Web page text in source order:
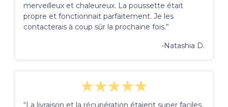
merveilleux et chaleureux. La poussette était
propre et fonctionnait parfaitement. Je les
contacterais à coup sûr la prochaine fois.”
-Natashia D.
“La livraison et la récupération étaient super faciles